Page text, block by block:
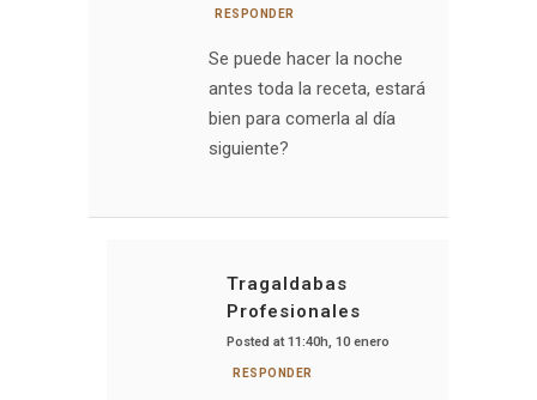
RESPONDER
Se puede hacer la noche
antes toda la receta, estará
bien para comerla al día
siguiente?
Tragaldabas
Profesionales
Posted at 11:40h, 10 enero
RESPONDER